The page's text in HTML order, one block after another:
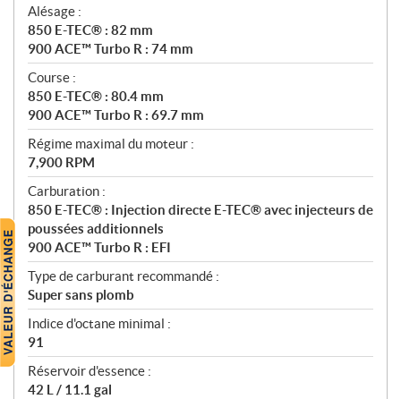
Alésage :
850 E-TEC® : 82 mm
900 ACE™ Turbo R : 74 mm
Course :
850 E-TEC® : 80.4 mm
900 ACE™ Turbo R : 69.7 mm
Régime maximal du moteur :
7,900 RPM
Carburation :
850 E-TEC® : Injection directe E-TEC® avec injecteurs de
poussées additionnels
900 ACE™ Turbo R : EFI
Type de carburant recommandé :
Super sans plomb
Indice d'octane minimal :
91
Réservoir d'essence :
42 L / 11.1 gal